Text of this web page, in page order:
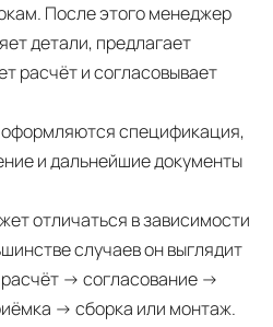
После этого менеджер
детали, предлагает
расчёт и согласовывает
спецификация,
и дальнейшие документы
отличаться в зависимости
случаев он выглядит
→ согласование →
→ сборка или монтаж.